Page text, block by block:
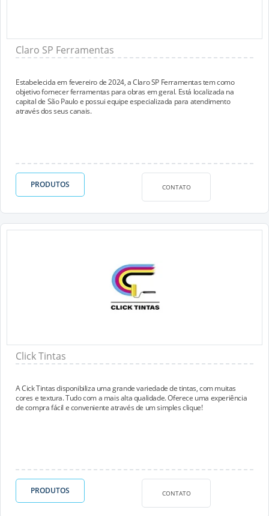
Claro SP Ferramentas
Estabelecida em fevereiro de 2024, a Claro SP Ferramentas tem como
objetivo fornecer ferramentas para obras em geral. Está localizada na
capital de São Paulo e possui equipe especializada para atendimento
através dos seus canais.
PRODUTOS CONTATO
Click Tintas
A Cick Tintas disponibiliza uma grande variedade de tintas, com muitas
cores e textura. Tudo com a mais alta qualidade. Oferece uma experiência
de compra fácil e conveniente através de um simples clique!
PRODUTOS CONTATO